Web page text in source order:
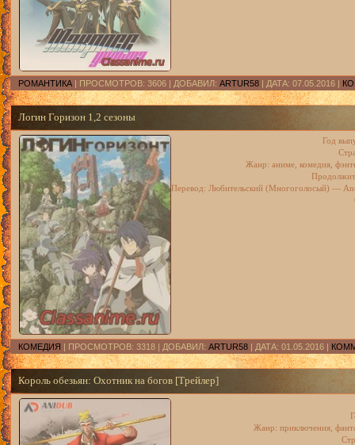
РОМАНТИКА | ПРОСМОТРОВ: 3606 | ДОБАВИЛ: ARTUR58 | ДАТА: 07.05.2016 |
Логин Горизон 1,2 сезоны
Год
Жанр: аниме, комедия,
Перевод: Любительский (Многоголосый) —
КОМЕДИЯ | ПРОСМОТРОВ: 3318 | ДОБАВИЛ: ARTUR58 | ДАТА: 01.05.2016 |
Король обезьян: Охотник на богов [Трейлер]
Жанр: приключения,